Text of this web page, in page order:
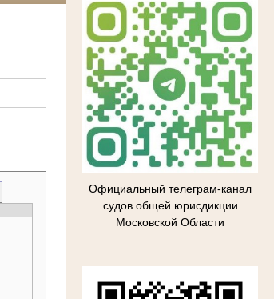
Официальный телеграм-канал
судов общей юрисдикции
Московской Области